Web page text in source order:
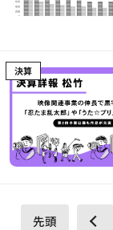
決算
先頭